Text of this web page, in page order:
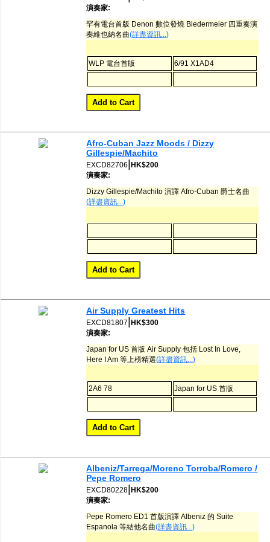
演奏家:
罕有電台首版 Denon 數位發燒 Biedermeier 四重奏演
奏維也納名曲(詳盡資訊...)
WLP 電台首版 6/91 X1AD4
Afro-Cuban Jazz Moods / Dizzy
Gillespie/Machito
EXCD82706 |HK$200
演奏家:
Dizzy Gillespie/Machito 演譯 Afro-Cuban 爵士名曲
(詳盡資訊...)
Air Supply Greatest Hits
EXCD81807 |HK$300
演奏家:
Japan for US 首版 Air Supply 包括 Lost In Love,
Here I Am 等上榜精選(詳盡資訊...)
2A6 78 Japan for US 首版
Albeniz/Tarrega/Moreno Torroba/Romero /
Pepe Romero
EXCD80228 |HK$200
演奏家:
Pepe Romero ED1 首版演譯 Albeniz 的 Suite
Espanola 等結他名曲(詳盡資訊...)